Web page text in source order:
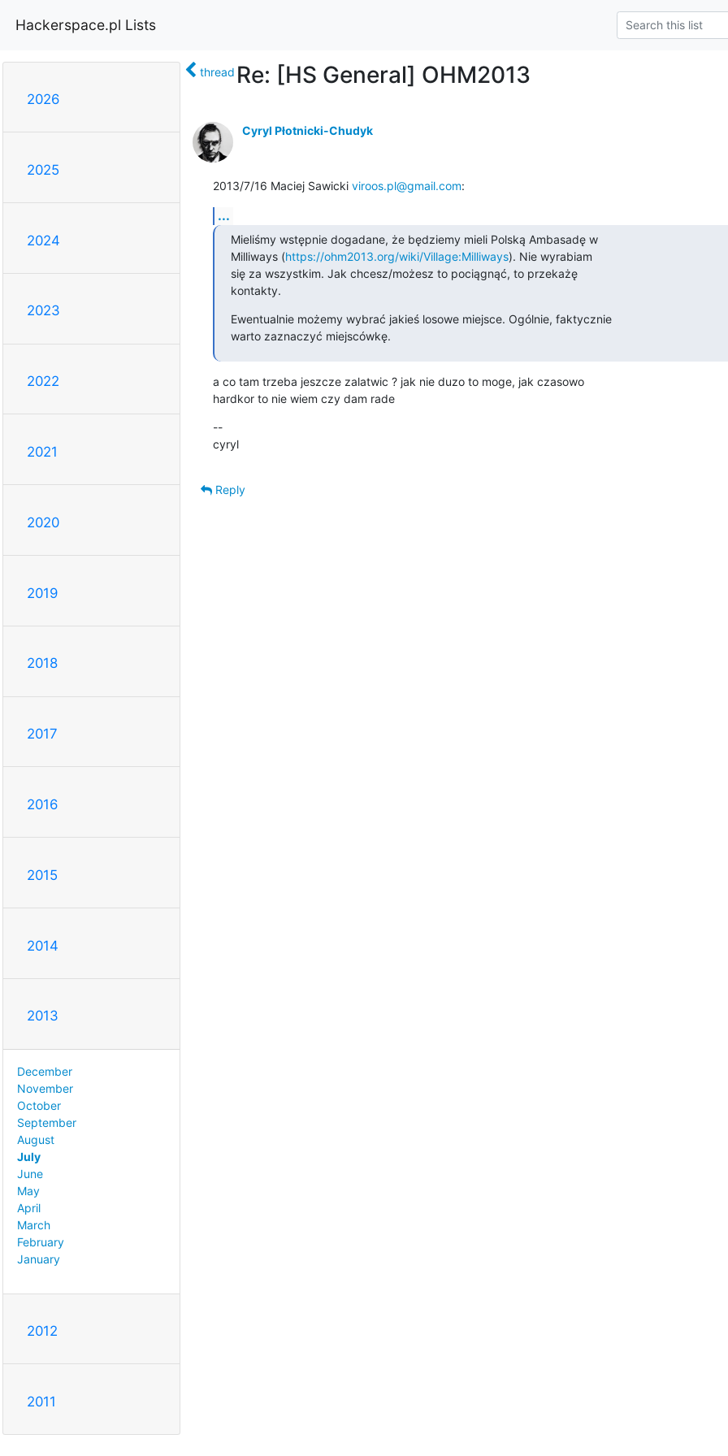
Hackerspace.pl Lists
2026
2025
2024
2023
2022
2021
2020
2019
2018
2017
2016
2015
2014
2013
December
November
October
September
August
July
June
May
April
March
February
January
2012
2011
thread Re: [HS General] OHM2013
Cyryl Płotnicki-Chudyk
2013/7/16 Maciej Sawicki viroos.pl@gmail.com:
...
Mieliśmy wstępnie dogadane, że będziemy mieli Polską Ambasadę w
Milliways (https://ohm2013.org/wiki/Village:Milliways). Nie wyrabiam
się za wszystkim. Jak chcesz/możesz to pociągnąć, to przekażę
kontakty.
Ewentualnie możemy wybrać jakieś losowe miejsce. Ogólnie, faktycznie
warto zaznaczyć miejscówkę.
a co tam trzeba jeszcze zalatwic ? jak nie duzo to moge, jak czasowo
hardkor to nie wiem czy dam rade
--
cyryl
Reply